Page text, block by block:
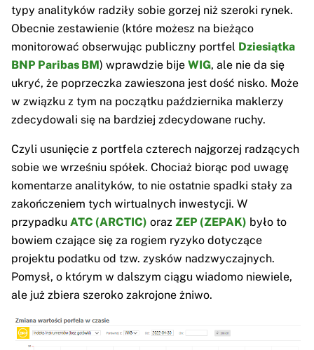
typy analityków radziły sobie gorzej niż szeroki rynek.
Obecnie zestawienie (które możesz na bieżąco
monitorować obserwując publiczny portfel Dziesiątka
BNP Paribas BM) wprawdzie bije WIG, ale nie da się
ukryć, że poprzeczka zawieszona jest dość nisko. Może
w związku z tym na początku października maklerzy
zdecydowali się na bardziej zdecydowane ruchy.
Czyli usunięcie z portfela czterech najgorzej radzących
sobie we wrześniu spółek. Chociaż biorąc pod uwagę
komentarze analityków, to nie ostatnie spadki stały za
zakończeniem tych wirtualnych inwestycji. W
przypadku ATC (ARCTIC) oraz ZEP (ZEPAK) było to
bowiem czające się za rogiem ryzyko dotyczące
projektu podatku od tzw. zysków nadzwyczajnych.
Pomysł, o którym w dalszym ciągu wiadomo niewiele,
ale już zbiera szeroko zakrojone żniwo.